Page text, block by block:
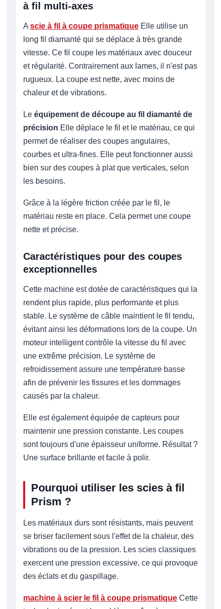
à fil multi-axes
A scie à fil à coupe prismatique Elle utilise un
long fil diamanté qui se déplace à très grande
vitesse. Ce fil coupe les matériaux avec douceur
et régularité. Contrairement aux lames, il n'est pas
rugueux. La coupe est nette, avec moins de
chaleur et de vibrations.
Le équipement de découpe au fil diamanté de
précision Elle déplace le fil et le matériau, ce qui
permet de réaliser des coupes angulaires,
courbes et ultra-fines. Elle peut fonctionner aussi
bien sur des coupes à plat que verticales, selon
les besoins.
Grâce à la légère friction créée par le fil, le
matériau reste en place. Cela permet une coupe
nette et précise.
Caractéristiques pour des coupes
exceptionnelles
Cette machine est dotée de caractéristiques qui la
rendent plus rapide, plus performante et plus
stable. Le système de câble maintient le fil tendu,
évitant ainsi les déformations lors de la coupe. Un
moteur intelligent contrôle la vitesse du fil avec
une extrême précision. Le système de
refroidissement assure une température basse
afin de prévenir les fissures et les dommages
causés par la chaleur.
Elle est également équipée de capteurs pour
maintenir une pression constante. Les coupes
sont toujours d'une épaisseur uniforme. Résultat ?
Une surface brillante et facile à polir.
Pourquoi utiliser les scies à fil
Prism ?
Les matériaux durs sont résistants, mais peuvent
se briser facilement sous l'effet de la chaleur, des
vibrations ou de la pression. Les scies classiques
exercent une pression excessive, ce qui provoque
des éclats et du gaspillage.
machine à scier le fil à coupe prismatique Cette